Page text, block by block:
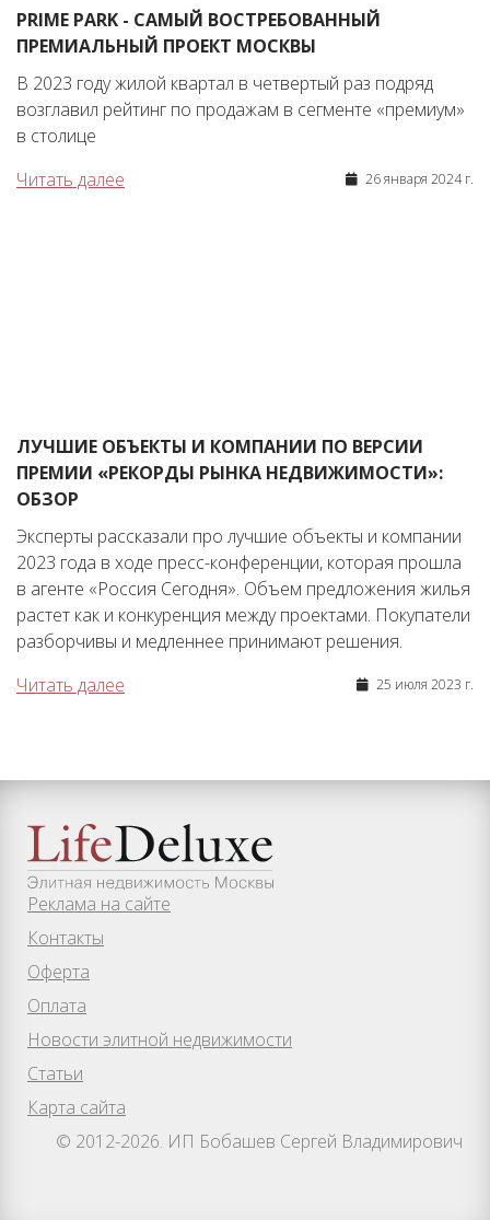
PRIME PARK - САМЫЙ ВОСТРЕБОВАННЫЙ
ПРЕМИАЛЬНЫЙ ПРОЕКТ МОСКВЫ
В 2023 году жилой квартал в четвертый раз подряд
возглавил рейтинг по продажам в сегменте «премиум»
в столице
Читать далее
26 января 2024 г.
ЛУЧШИЕ ОБЪЕКТЫ И КОМПАНИИ ПО ВЕРСИИ
ПРЕМИИ «РЕКОРДЫ РЫНКА НЕДВИЖИМОСТИ»:
ОБЗОР
Эксперты рассказали про лучшие объекты и компании
2023 года в ходе пресс-конференции, которая прошла
в агенте «Россия Сегодня». Объем предложения жилья
растет как и конкуренция между проектами. Покупатели
разборчивы и медленнее принимают решения.
Читать далее
25 июля 2023 г.
Реклама на сайте
Контакты
Оферта
Оплата
Новости элитной недвижимости
Статьи
Карта сайта
© 2012-2026. ИП Бобашев Сергей Владимирович